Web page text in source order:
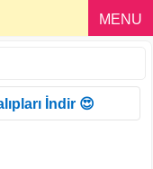
MENU
İndir 😍